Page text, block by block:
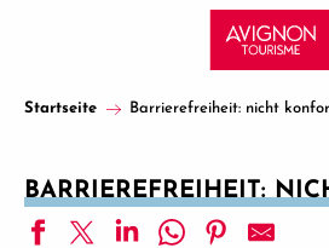
principal
Startseite Barrierefreiheit: nicht
BARRIEREFREIHEIT: